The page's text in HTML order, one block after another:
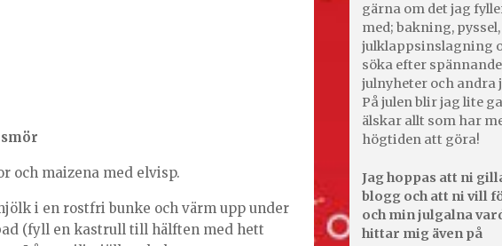
och maizena med elvisp.
i en rostfri bunke och värm upp under
(fyll en kastrull till hälften med hett
gärna om det jag
med; bakning, pyssel,
julklappsinslagning
söka efter spännande
julnyheter och andra
På julen blir jag lite
älskar allt som har
högtiden att göra!
Jag hoppas att ni
blogg och att ni vill
och min julgalna
hittar mig även på